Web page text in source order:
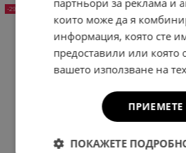
-29% -31%
партньори за реклама и
които може да я
информация, която сте
предоставили или която
вашето използване на
ПОКАЖЕТЕ